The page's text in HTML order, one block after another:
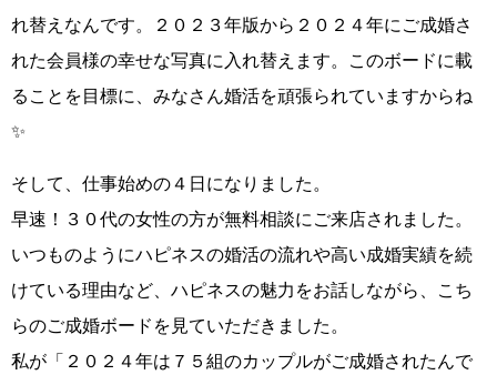
れ替えなんです。２０２３年版から ２０２４年にご成婚さ
れた会員様の幸せな写真に 入れ替えます。このボードに載
ることを目標に、みなさん婚活を頑張られていますからね
✨
そして、仕事始めの４日になりました。
早速！３０代の女性の方が無料相談に ご来店されました。
いつものようにハピネスの婚活の流れや高い成婚実績を続
けている理由など、ハピネスの魅力をお話しながら、こち
らのご成婚ボードを見ていただきました。
私が 「２０２４年は７５組のカップルがご成婚されたんで